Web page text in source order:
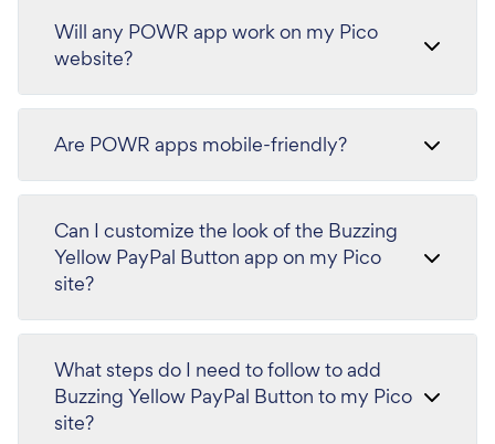
Will any POWR app work on my Pico
website?
Are POWR apps mobile-friendly?
Can I customize the look of the Buzzing
Yellow PayPal Button app on my Pico
site?
What steps do I need to follow to add
Buzzing Yellow PayPal Button to my Pico
site?